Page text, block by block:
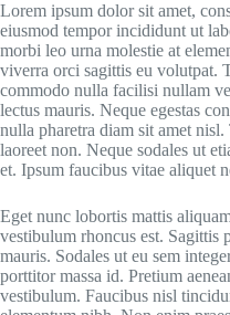
Lorem ipsum dolor sit amet,
eiusmod tempor incididunt ut
morbi leo urna molestie at
viverra orci sagittis eu volutpat.
commodo nulla facilisi nullam
lectus mauris. Neque egestas
nulla pharetra diam sit amet
laoreet non. Neque sodales ut
et. Ipsum faucibus vitae aliquet
Eget nunc lobortis mattis
vestibulum rhoncus est. Sagittis
mauris. Sodales ut eu sem
porttitor massa id. Pretium
vestibulum. Faucibus nisl